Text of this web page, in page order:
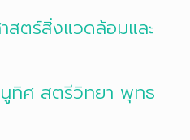
สตร์สิ่งแวดล้อมและ
นูทิศ สตรีวิทยา พุทธ